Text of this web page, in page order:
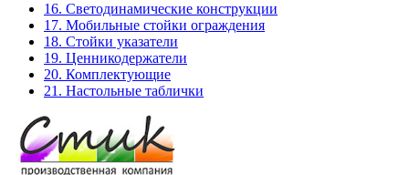
16. Светодинамические конструкции
17. Мобильные стойки ограждения
18. Стойки указатели
19. Ценникодержатели
20. Комплектующие
21. Настольные таблички